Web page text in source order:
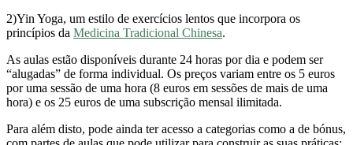
2)Yin Yoga, um estilo de exercícios lentos que incorpora os
princípios da Medicina Tradicional Chinesa.
As aulas estão disponíveis durante 24 horas por dia e podem ser
“alugadas” de forma individual. Os preços variam entre os 5 euros
por uma sessão de uma hora (8 euros em sessões de mais de uma
hora) e os 25 euros de uma subscrição mensal ilimitada.
Para além disto, pode ainda ter acesso a categorias como a de bónus,